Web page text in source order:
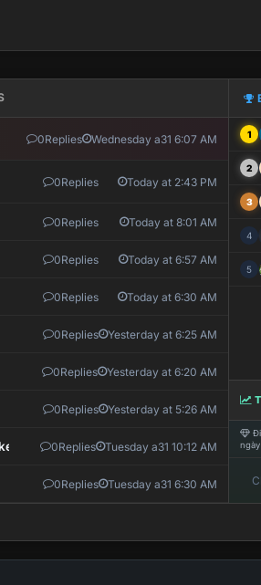
HỆ THỐNG GIÁM SÁT TỰ
0Replies Wednesday a31 6:07 AM
0Replies Today at 2:43 PM
0Replies Today at 8:01 AM
0Replies Today at 6:57 AM
0Replies Today at 6:30 AM
0Replies Yesterday at 6:25 AM
0Replies Yesterday at 6:20 AM
0Replies Yesterday at 5:26 AM
0Replies Tuesday a31 10:12 AM
0Replies Tuesday a31 6:30 AM
1
2
3
4
5